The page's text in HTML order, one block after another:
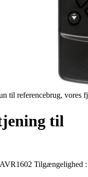
til referencebrug, vores
til
AVR1602 Tilgængelighed :